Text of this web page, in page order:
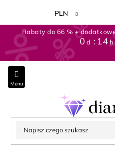
treści
Rabaty do 66 % +
0 d 14 h
PLN